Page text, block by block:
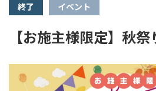
終了 イベント
【お施主様限定】秋